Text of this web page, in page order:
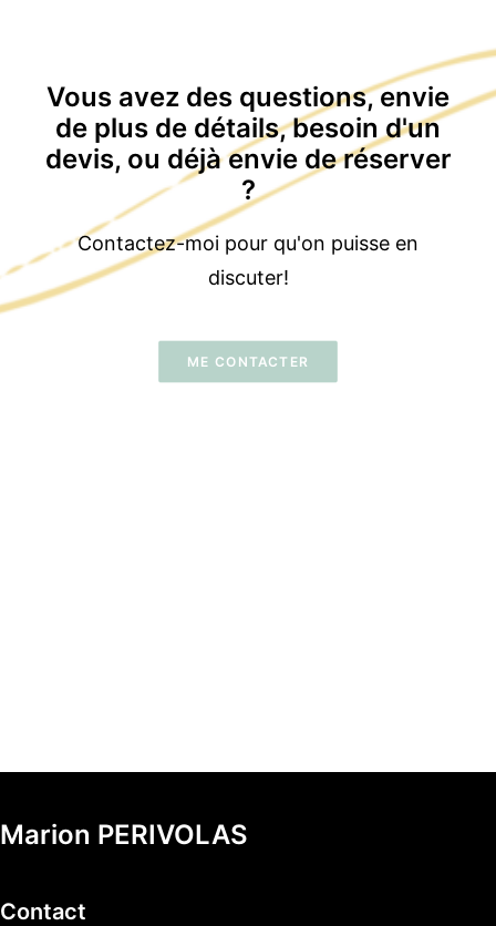
Vous avez des questions, envie
de plus de détails, besoin d'un
devis, ou déjà envie de réserver
?
Contactez-moi pour qu'on puisse en
discuter!
ME CONTACTER
Marion PERIVOLAS
Contact